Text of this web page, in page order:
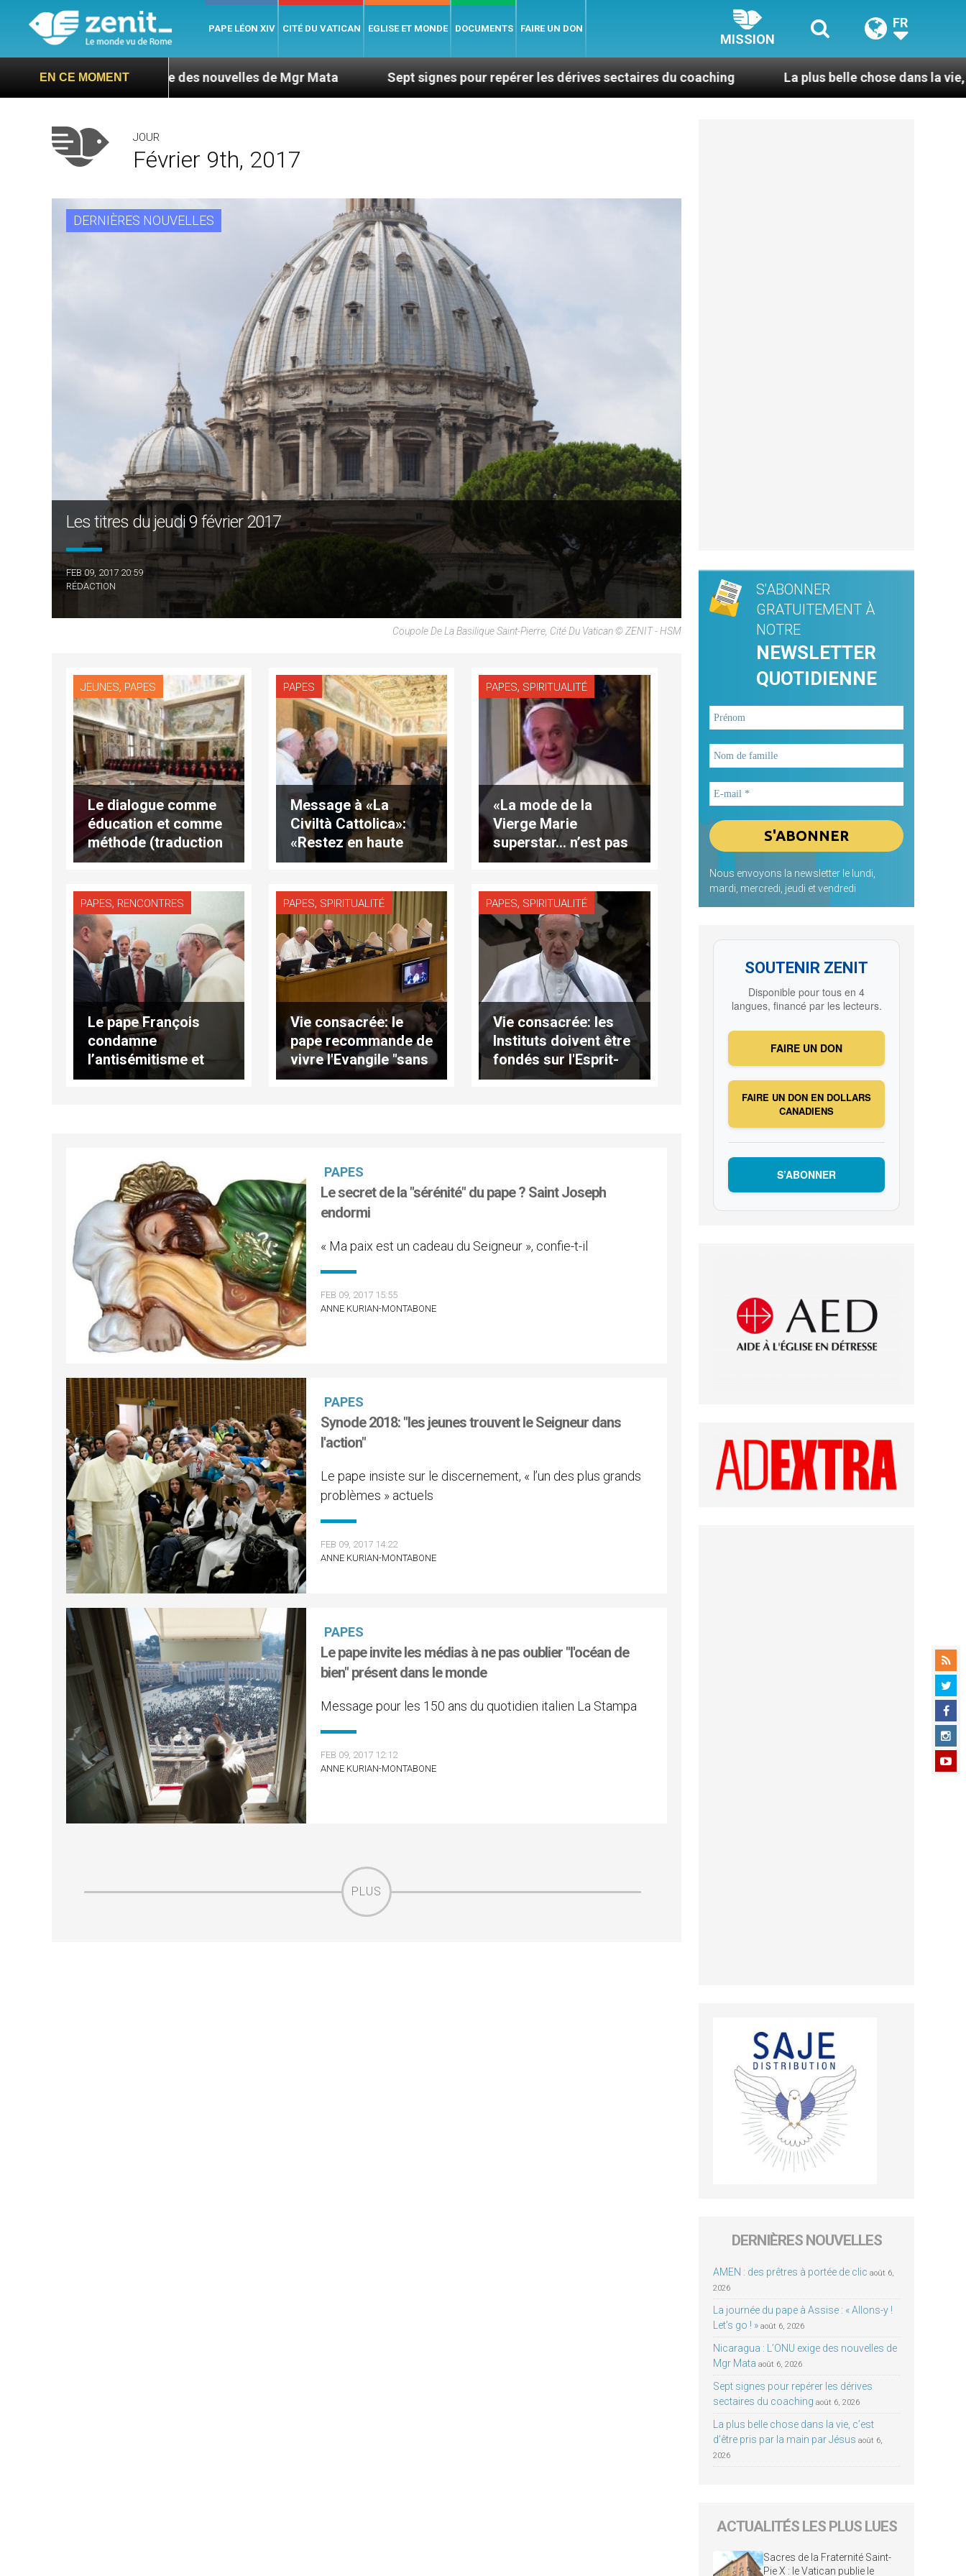
PAPE LÉON XIV CITÉ DU VATICAN EGLISE ET MONDE DOCUMENTS FAIRE UN DON
MISSION
FR
EN CE MOMENT
exige des nouvelles de Mgr Mata Sept signes pour repérer les dérives sectaires du coaching La plus belle chose dans la vie, c’est d’être pris
JOUR
Février 9th, 2017
DERNIÈRES NOUVELLES
Les titres du jeudi 9 février 2017
FEB 09, 2017 20:59
RÉDACTION
Coupole De La Basilique Saint-Pierre, Cité Du Vatican © ZENIT - HSM
JEUNES, PAPES
Le dialogue comme
éducation et comme
méthode (traduction
intégrale)
PAPES
Message à «La
Civiltà Cattolica»:
«Restez en haute
mer!» (traduction
PAPES, SPIRITUALITÉ
«La mode de la
Vierge Marie
superstar… n’est pas
catholique», affirme
PAPES, RENCONTRES
Le pape François
condamne
l’antisémitisme et
appelle à la non-
PAPES, SPIRITUALITÉ
Vie consacrée: le
pape recommande de
vivre l'Evangile "sans
calmants"
PAPES, SPIRITUALITÉ
Vie consacrée: les
Instituts doivent être
fondés sur l'Esprit-
Saint, pas sur un
PAPES
Le secret de la "sérénité" du pape ? Saint Joseph
endormi
« Ma paix est un cadeau du Seigneur », confie-t-il
FEB 09, 2017 15:55
ANNE KURIAN-MONTABONE
PAPES
Synode 2018: "les jeunes trouvent le Seigneur dans
l'action"
Le pape insiste sur le discernement, « l’un des plus grands
problèmes » actuels
FEB 09, 2017 14:22
ANNE KURIAN-MONTABONE
PAPES
Le pape invite les médias à ne pas oublier "l'océan de
bien" présent dans le monde
Message pour les 150 ans du quotidien italien La Stampa
FEB 09, 2017 12:12
ANNE KURIAN-MONTABONE
PLUS
S'ABONNER
GRATUITEMENT À
NOTRE
NEWSLETTER
QUOTIDIENNE
Nous envoyons la newsletter le lundi,
mardi, mercredi, jeudi et vendredi
SOUTENIR ZENIT
Disponible pour tous en 4
langues, financé par les lecteurs.
FAIRE UN DON
FAIRE UN DON EN DOLLARS
CANADIENS
S’ABONNER
DERNIÈRES NOUVELLES
AMEN : des prêtres à portée de clic août 6,
2026
La journée du pape à Assise : « Allons-y !
Let’s go ! » août 6, 2026
Nicaragua : L’ONU exige des nouvelles de
Mgr Mata août 6, 2026
Sept signes pour repérer les dérives
sectaires du coaching août 6, 2026
La plus belle chose dans la vie, c’est
d’être pris par la main par Jésus août 6,
2026
ACTUALITÉS LES PLUS LUES
Sacres de la Fraternité Saint-
Pie X : le Vatican publie le